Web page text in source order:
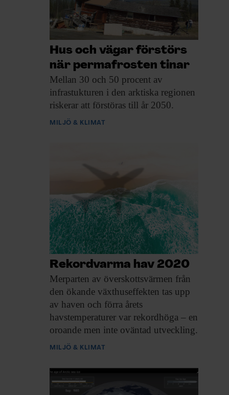
Hus och vägar förstörs
när permafrosten tinar
Mellan 30 och 50 procent av
infrastukturen i den arktiska regionen
riskerar att förstöras till år 2050.
MILJÖ & KLIMAT
Rekordvarma hav 2020
Merparten av överskottsvärmen från
den ökande växthuseffekten tas upp
av haven och förra årets
havstemperaturer var rekordhöga – en
oroande men inte oväntad utveckling.
MILJÖ & KLIMAT